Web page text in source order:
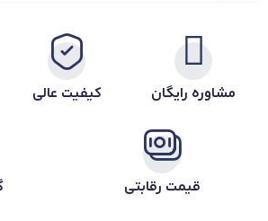
مشاوره رایگان کیفیت عالی
قیمت رقابتی